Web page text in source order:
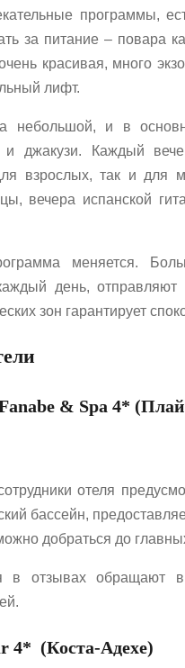
программы,
за питание – повара
красивая, много
лифт.
небольшой, и в
и джакузи. Каждый
взрослых, так и для
вечера испанской
меняется.
день,
зон гарантирует
& Spa 4*
отеля
бассейн,
добраться до
в отзывах обращают
4* (Коста-Адехе)